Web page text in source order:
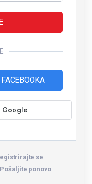
se
Pošaljite ponovo